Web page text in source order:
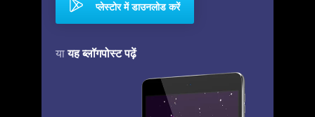
प्लेस्टोर में डाउनलोड करें
यायह ब्लॉगपोस्ट पढ़ें